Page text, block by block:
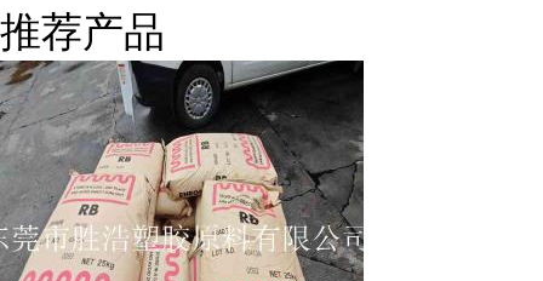
推荐产品